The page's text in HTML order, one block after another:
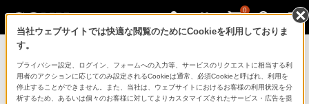
0
システムステレオ
マルチコネクトコンポ
CMT-SBT100
当社ウェブサイトでは快適な閲覧のためにCookieを利用しておりま
す。
プライバシー設定、ログイン、フォームへの入力等、サービスのリクエストに相当する利
用者のアクションに応じてのみ設定されるCookieは通常、必須Cookieと呼ばれ、利用を
停止することができません。また、当社は、ウェブサイトにおけるお客様の利用状況を分
析するため、あるいは個々のお客様に対してよりカスタマイズされたサービス・広告を提